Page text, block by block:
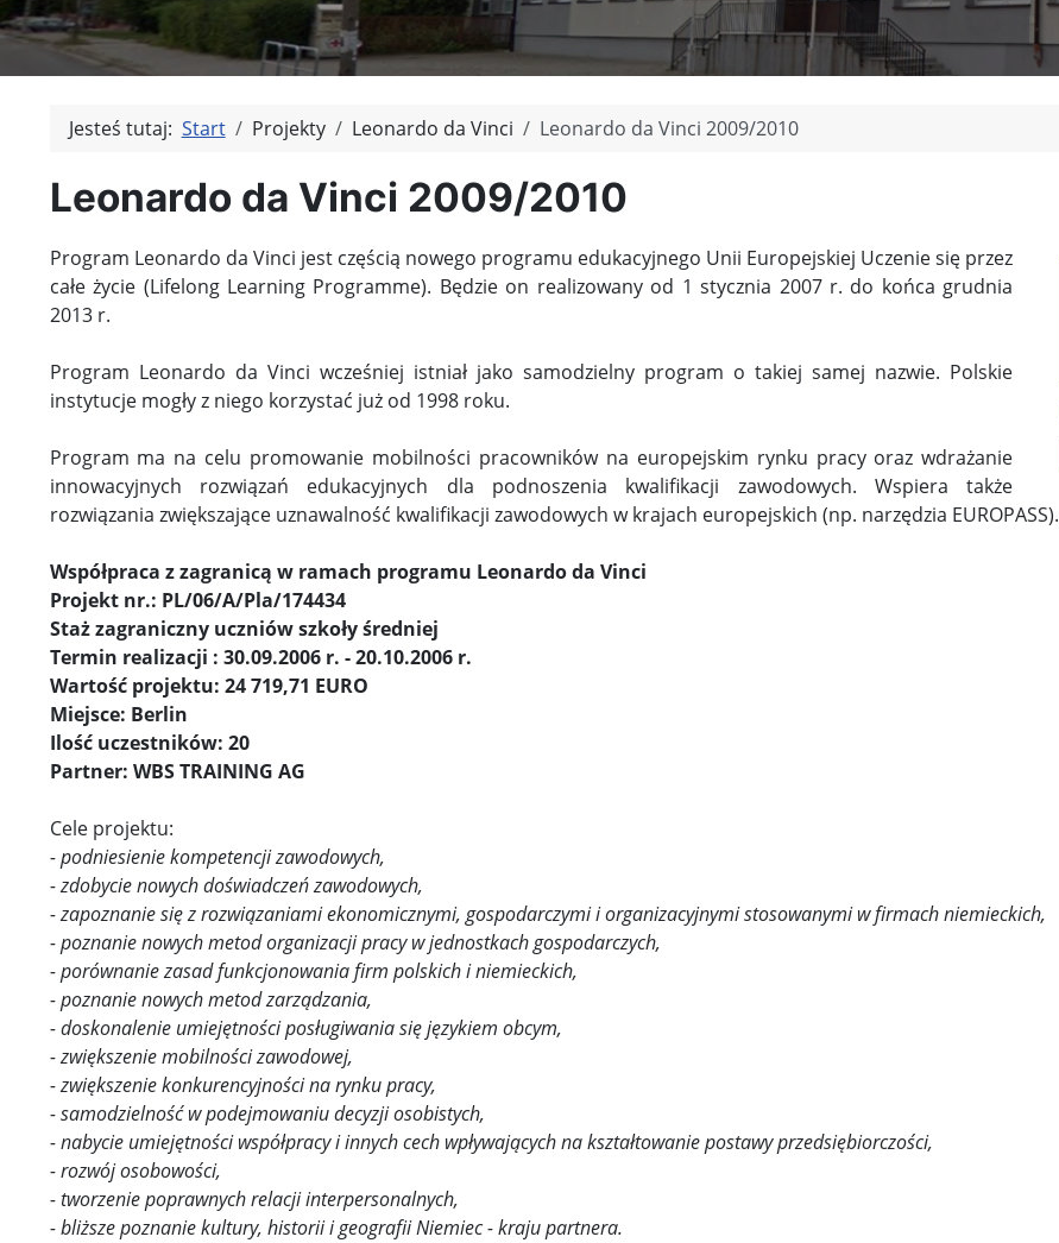
Jesteś tutaj: Start Projekty Leonardo da Vinci Leonardo da Vinci 2009/2010
Leonardo da Vinci 2009/2010
Program Leonardo da Vinci jest częścią nowego programu edukacyjnego Unii Europejskiej Uczenie się przez
całe życie (Lifelong Learning Programme). Będzie on realizowany od 1 stycznia 2007 r. do końca grudnia
2013 r.
Program Leonardo da Vinci wcześniej istniał jako samodzielny program o takiej samej nazwie. Polskie
instytucje mogły z niego korzystać już od 1998 roku.
Program ma na celu promowanie mobilności pracowników na europejskim rynku pracy oraz wdrażanie
innowacyjnych rozwiązań edukacyjnych dla podnoszenia kwalifikacji zawodowych. Wspiera także
rozwiązania zwiększające uznawalność kwalifikacji zawodowych w krajach europejskich (np. narzędzia EUROPASS).
Współpraca z zagranicą w ramach programu Leonardo da Vinci
Projekt nr.: PL/06/A/Pla/174434
Staż zagraniczny uczniów szkoły średniej
Termin realizacji : 30.09.2006 r. - 20.10.2006 r.
Wartość projektu: 24 719,71 EURO
Miejsce: Berlin
Ilość uczestników: 20
Partner: WBS TRAINING AG
Cele projektu:
- podniesienie kompetencji zawodowych,
- zdobycie nowych doświadczeń zawodowych,
- zapoznanie się z rozwiązaniami ekonomicznymi, gospodarczymi i organizacyjnymi stosowanymi w firmach niemieckich,
- poznanie nowych metod organizacji pracy w jednostkach gospodarczych,
- porównanie zasad funkcjonowania firm polskich i niemieckich,
- poznanie nowych metod zarządzania,
- doskonalenie umiejętności posługiwania się językiem obcym,
- zwiększenie mobilności zawodowej,
- zwiększenie konkurencyjności na rynku pracy,
- samodzielność w podejmowaniu decyzji osobistych,
- nabycie umiejętności współpracy i innych cech wpływających na kształtowanie postawy przedsiębiorczości,
- rozwój osobowości,
- tworzenie poprawnych relacji interpersonalnych,
- bliższe poznanie kultury, historii i geografii Niemiec - kraju partnera.